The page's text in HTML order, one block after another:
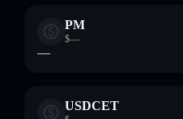
PM
$—
—
USDCET